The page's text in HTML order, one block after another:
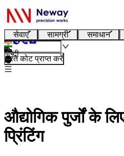
सेवाएं सामग्री समाधान
हिन्दी
तुरंत कोट प्राप्त करें
औद्योगिक पुर्जों के
प्रिंटिंग